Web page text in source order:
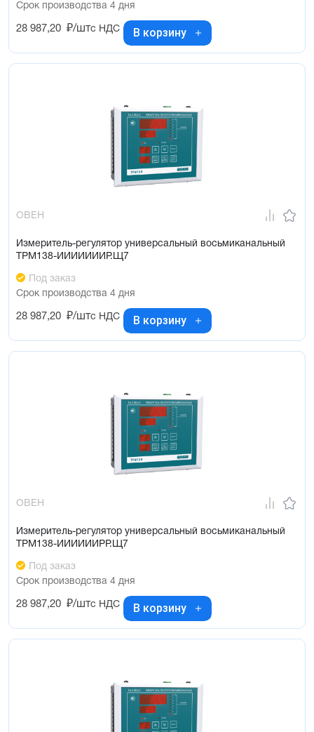
Срок производства 4 дня
28 987,20 ₽/штс НДС В корзину
ОВЕН
Измеритель-регулятор универсальный восьмиканальный
ТРМ138-ИИИИИИИР.Щ7
Под заказ
Срок производства 4 дня
28 987,20 ₽/штс НДС В корзину
ОВЕН
Измеритель-регулятор универсальный восьмиканальный
ТРМ138-ИИИИИИРР.Щ7
Под заказ
Срок производства 4 дня
28 987,20 ₽/штс НДС В корзину